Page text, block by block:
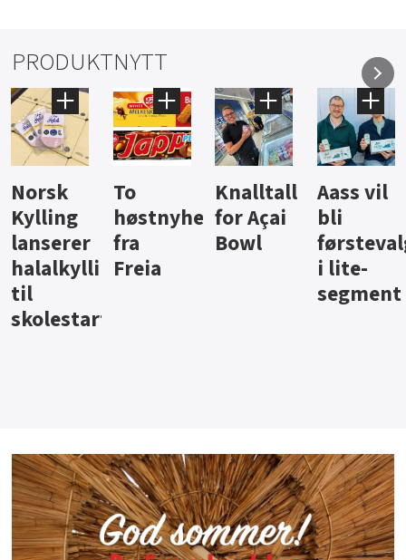
PRODUKTNYTT
Knalltall
for Açai
Bowl
Aass vil
bli
førstevalg
i lite-
Brus og
jus fra
Berentsen
Hard
iste fra
Hansa